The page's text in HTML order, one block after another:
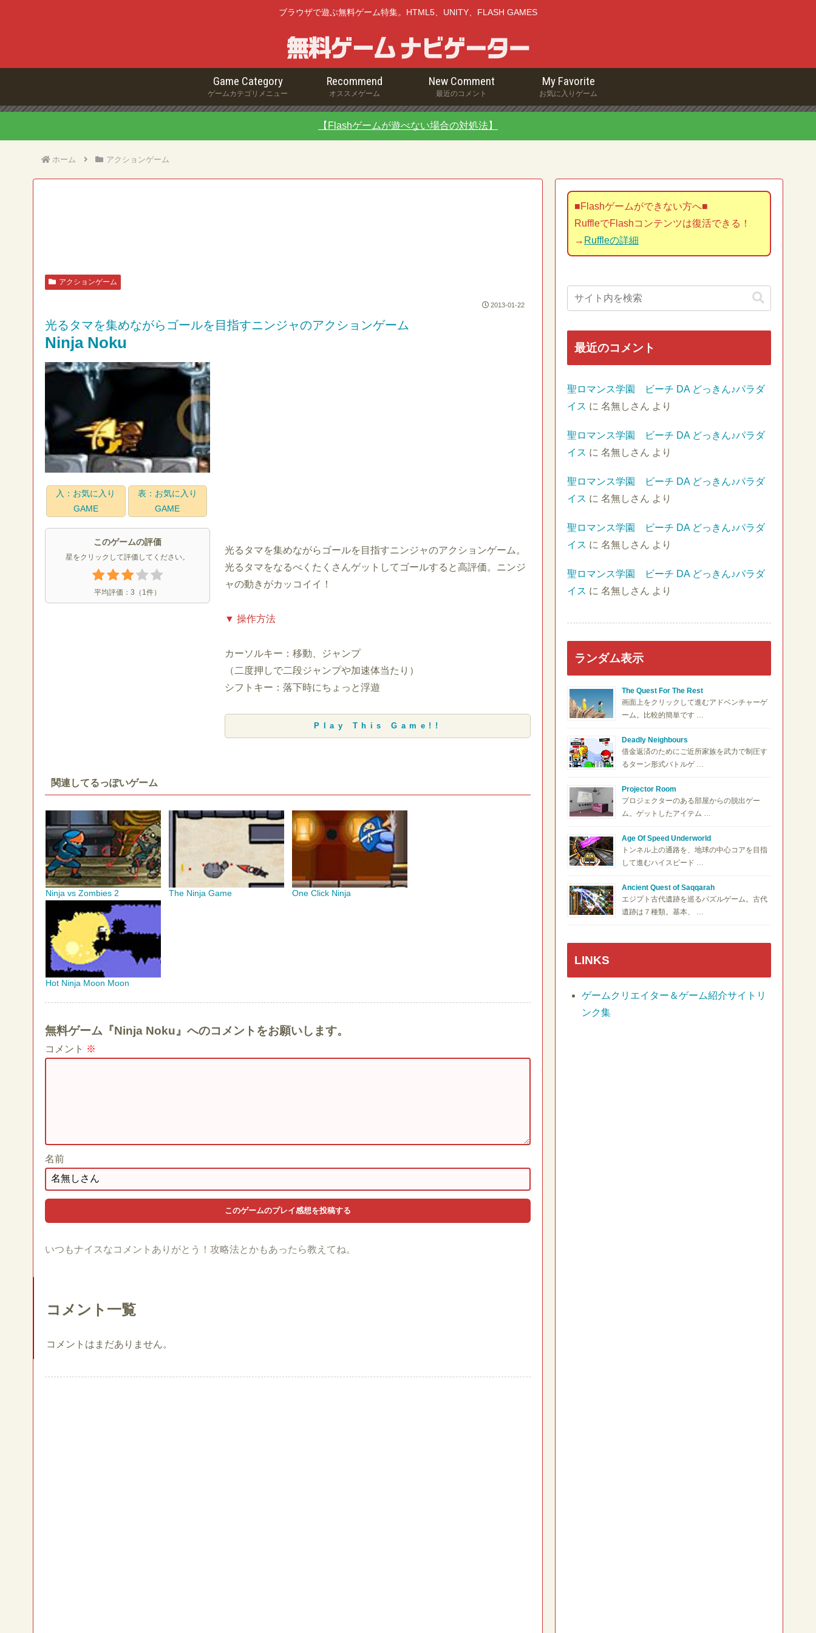
ブラウザで遊ぶ無料ゲーム特集。HTML5、UNITY、FLASH GAMES
Game Category
ゲームカテゴリメニュー
Recommend
オススメゲーム
New Comment
最近のコメント
My Favorite
お気に入りゲーム
【Flashゲームが遊べない場合の対処法】
ホーム アクションゲーム
アクションゲーム
2013-01-22
光るタマを集めながらゴールを目指すニンジャのアクションゲーム
Ninja Noku
入：お気に入り
GAME
表：お気に入り
GAME
このゲームの評価
星をクリックして評価してください。
平均評価： 3 （ 1 件）
光るタマを集めながらゴールを目指すニンジャのアクションゲーム。
光るタマをなるべくたくさんゲットしてゴールすると高評価。ニンジ
ャの動きがカッコイイ！
▼ 操作方法
カーソルキー：移動、ジャンプ
（二度押しで二段ジャンプや加速体当たり）
シフトキー：落下時にちょっと浮遊
Play This Game!!
関連してるっぽいゲーム
Ninja vs Zombies 2 The Ninja Game One Click Ninja
Hot Ninja Moon Moon
無料ゲーム『Ninja Noku』へのコメントをお願いします。
コメント ※
名前
いつもナイスなコメントありがとう！攻略法とかもあったら教えてね。
コメント一覧
コメントはまだありません。
■Flashゲームができない方へ■
RuffleでFlashコンテンツは復活できる！
→ Ruffleの詳細
最近のコメント
聖ロマンス学園 ビーチ DA どっきん♪パラダ
イス に 名無しさん より
聖ロマンス学園 ビーチ DA どっきん♪パラダ
イス に 名無しさん より
聖ロマンス学園 ビーチ DA どっきん♪パラダ
イス に 名無しさん より
聖ロマンス学園 ビーチ DA どっきん♪パラダ
イス に 名無しさん より
聖ロマンス学園 ビーチ DA どっきん♪パラダ
イス に 名無しさん より
ランダム表示
The Quest For The Rest
画面上をクリックして進むアドベンチャーゲ
ーム。比較的簡単です …
Deadly Neighbours
借金返済のためにご近所家族を武力で制圧す
るターン形式バトルゲ …
Projector Room
プロジェクターのある部屋からの脱出ゲー
ム。ゲットしたアイテム …
Age Of Speed Underworld
トンネル上の通路を、地球の中心コアを目指
して進むハイスピード …
Ancient Quest of Saqqarah
エジプト古代遺跡を巡るパズルゲーム。古代
遺跡は７種類。基本、 …
LINKS
ゲームクリエイター＆ゲーム紹介サイトリ
ンク集